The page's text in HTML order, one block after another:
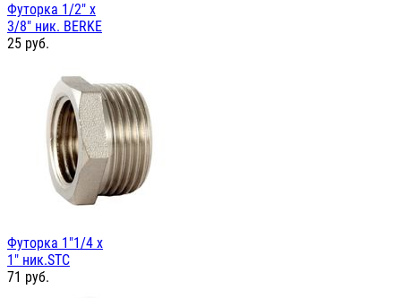
Футорка 1/2" х
3/8" ник. BERKE
25 руб.
Футорка 1"1/4 х
1" ник.STC
71 руб.